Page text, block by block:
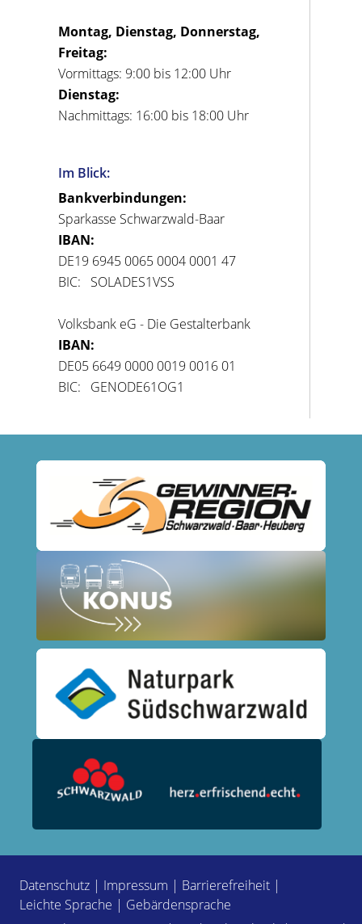
Montag, Dienstag, Donnerstag,
Freitag:
Vormittags: 9:00 bis 12:00 Uhr
Dienstag:
Nachmittags: 16:00 bis 18:00 Uhr
Im Blick:
Bankverbindungen:
Sparkasse Schwarzwald-Baar
IBAN:
DE19 6945 0065 0004 0001 47
BIC: SOLADES1VSS
Volksbank eG - Die Gestalterbank
IBAN:
DE05 6649 0000 0019 0016 01
BIC: GENODE61OG1
Datenschutz | Impressum | Barrierefreiheit |
Leichte Sprache | Gebärdensprache